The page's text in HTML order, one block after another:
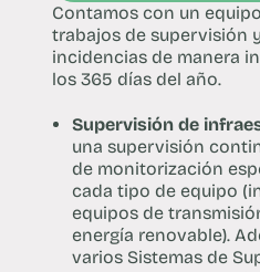
Contamos con un
trabajos de supervisión
incidencias de manera
los 365 días del año.
Supervisión de
una supervisión
de monitorización
cada tipo de equipo
equipos de
energía renovable).
varios Sistemas de